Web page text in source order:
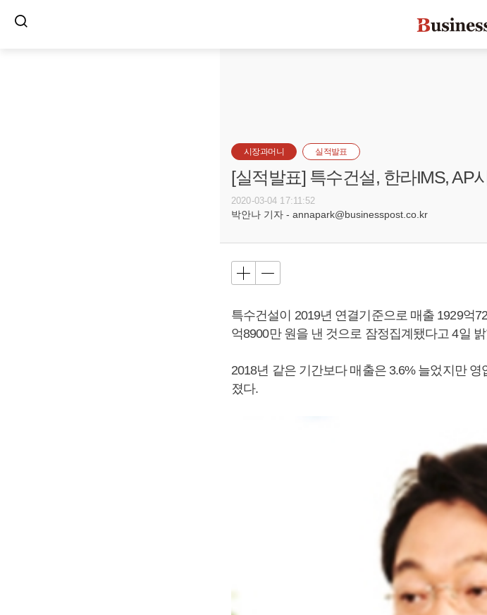
시장과머니 실적발표
[실적발표] 특수건설, 한라IMS, AP
2020-03-04 17:11:52
박안나 기자 - annapark@businesspost.co.kr
특수건설이 2019년 연결기준으로 매출 1929억
억8900만 원을 낸 것으로 잠정집계됐다고 4일
2018년 같은 기간보다 매출은 3.6% 늘었지만
졌다.